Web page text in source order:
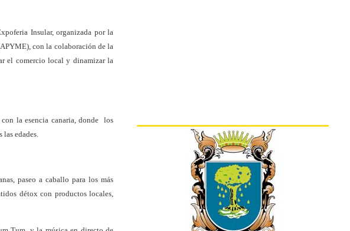
Insular, organizada por la
con la colaboración de la
el comercio local y dinamizar la
la esencia canaria, donde los
edades.
paseo a caballo para los más
détox con productos locales,